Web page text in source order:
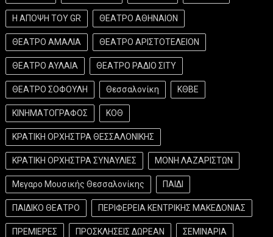
Η ΑΠΟΨΗ ΤΟΥ GR ΘΕΑΤΡΟ ΑΘΗΝΑΙΟΝ
ΘΕΑΤΡΟ ΑΜΑΛΙΑ ΘΕΑΤΡΟ ΑΡΙΣΤΟΤΕΛΕΙΟΝ
ΘΕΑΤΡΟ ΑΥΛΑΙΑ ΘΕΑΤΡΟ ΡΑΔΙΟ ΣΙΤΥ
ΘΕΑΤΡΟ ΣΟΦΟΥΛΗ Θεσσαλονίκη ΚΘΒΕ
ΚΙΝΗΜΑΤΟΓΡΑΦΟΣ ΚΟΘ
ΚΡΑΤΙΚΗ ΟΡΧΗΣΤΡΑ ΘΕΣΣΑΛΟΝΙΚΗΣ
ΚΡΑΤΙΚΗ ΟΡΧΗΣΤΡΑ ΣΥΝΑΥΛΙΕΣ ΜΟΝΗ ΛΑΖΑΡΙΣΤΩΝ
Μεγαρο Μουσικής Θεσσαλονίκης ΠΑΙΔΙ
ΠΑΙΔΙΚΟ ΘΕΑΤΡΟ ΠΕΡΙΦΕΡΕΙΑ ΚΕΝΤΡΙΚΗΣ ΜΑΚΕΔΟΝΙΑΣ
ΠΡΕΜΙΕΡΕΣ ΠΡΟΣΚΛΗΣΕΙΣ ΔΩΡΕΑΝ ΣΕΜΙΝΑΡΙΑ